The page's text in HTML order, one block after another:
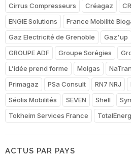
Cirrus Compresseurs
Créagaz
ENGIE Solutions
France Mobilité
Gaz Electricité de Grenoble
Gaz'up
GROUPE ADF
Groupe Sorégies
L’idée prend forme
Molgas NaTran
Primagaz
PSa Consult RN7 NRJ
Séolis Mobilités
SEVEN Shell
Tokheim Services France
ACTUS PAR PAYS